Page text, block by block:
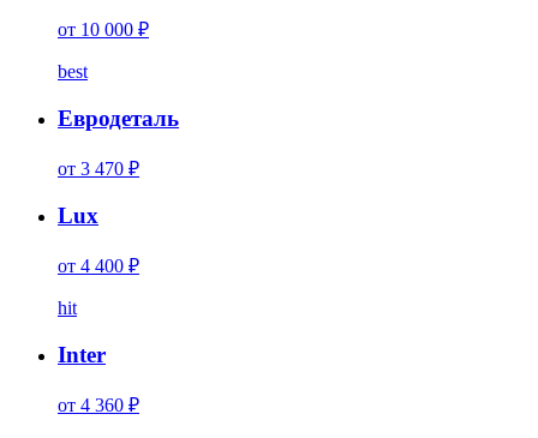
от 10 000 ₽
best
Евродеталь
от 3 470 ₽
Lux
от 4 400 ₽
hit
Inter
от 4 360 ₽